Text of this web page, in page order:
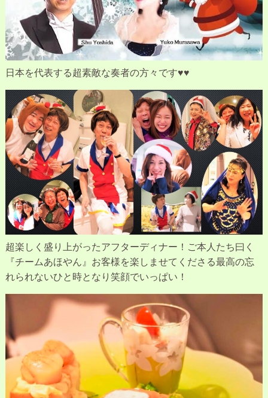
日本を代表する超素敵な奏者の方々です♥♥
超楽しく盛り上がったアフターディナー！ご本人たち曰く
『チームあほやん』お客様を楽しませてくださる最高の忘
れられないひと時となり笑顔でいっぱい！